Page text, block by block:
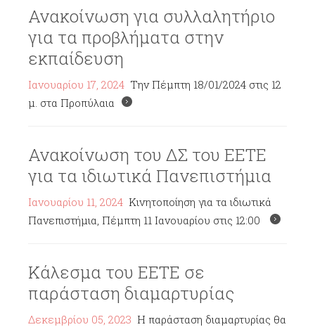
Ανακοίνωση για συλλαλητήριο
για τα προβλήματα στην
εκπαίδευση
Ιανουαρίου 17, 2024 Την Πέμπτη 18/01/2024 στις 12
μ. στα Προπύλαια
Ανακοίνωση του ΔΣ του ΕΕΤΕ
για τα ιδιωτικά Πανεπιστήμια
Ιανουαρίου 11, 2024 Κινητοποίηση για τα ιδιωτικά
Πανεπιστήμια, Πέμπτη 11 Ιανουαρίου στις 12:00
Κάλεσμα του ΕΕΤΕ σε
παράσταση διαμαρτυρίας
Δεκεμβρίου 05, 2023 Η παράσταση διαμαρτυρίας θα